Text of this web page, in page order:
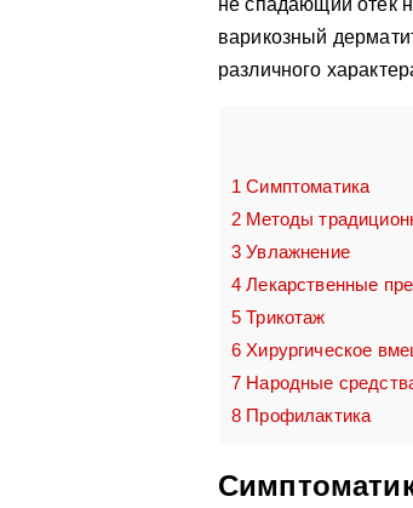
варикозный
различного
1 Симптоматика
2 Методы
3 Увлажнение
4 Лекарственные
5 Трикотаж
6 Хирургическое
7 Народные
8 Профилактика